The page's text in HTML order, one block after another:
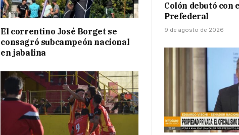
El correntino José Borget se
consagró subcampeón nacional
en jabalina
Colón debutó con
Prefederal
9 de agosto de 2026